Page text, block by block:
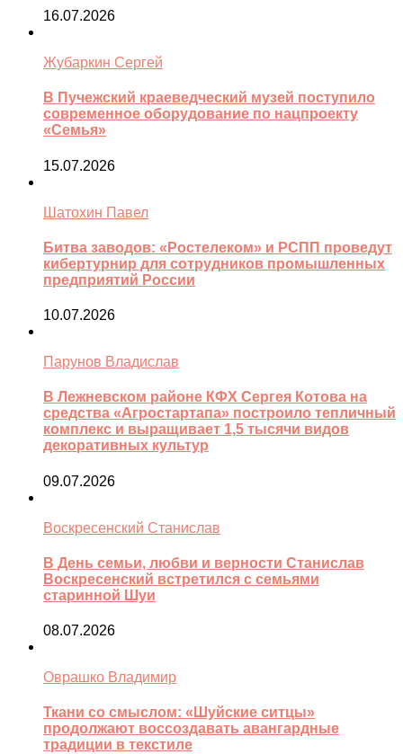
16.07.2026
Жубаркин Сергей
В Пучежский краеведческий музей поступило
современное оборудование по нацпроекту
«Семья»
15.07.2026
Шатохин Павел
Битва заводов: «Ростелеком» и РСПП проведут
кибертурнир для сотрудников промышленных
предприятий России
10.07.2026
Парунов Владислав
В Лежневском районе КФХ Сергея Котова на
средства «Агростартапа» построило тепличный
комплекс и выращивает 1,5 тысячи видов
декоративных культур
09.07.2026
Воскресенский Станислав
В День семьи, любви и верности Станислав
Воскресенский встретился с семьями
старинной Шуи
08.07.2026
Оврашко Владимир
Ткани со смыслом: «Шуйские ситцы»
продолжают воссоздавать авангардные
традиции в текстиле